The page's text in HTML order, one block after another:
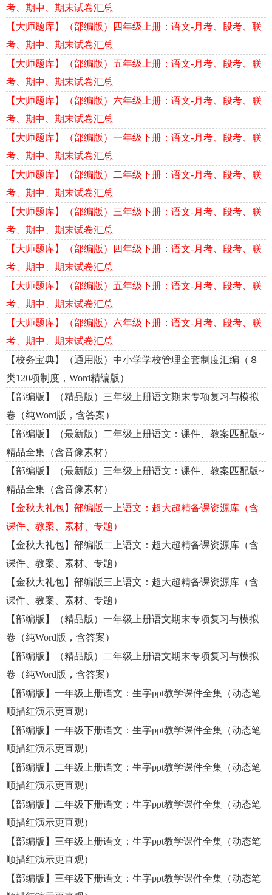
考、期中、期末试卷汇总
【大师题库】（部编版）四年级上册：语文-月考、段考、联
考、期中、期末试卷汇总
【大师题库】（部编版）五年级上册：语文-月考、段考、联
考、期中、期末试卷汇总
【大师题库】（部编版）六年级上册：语文-月考、段考、联
考、期中、期末试卷汇总
【大师题库】（部编版）一年级下册：语文-月考、段考、联
考、期中、期末试卷汇总
【大师题库】（部编版）二年级下册：语文-月考、段考、联
考、期中、期末试卷汇总
【大师题库】（部编版）三年级下册：语文-月考、段考、联
考、期中、期末试卷汇总
【大师题库】（部编版）四年级下册：语文-月考、段考、联
考、期中、期末试卷汇总
【大师题库】（部编版）五年级下册：语文-月考、段考、联
考、期中、期末试卷汇总
【大师题库】（部编版）六年级下册：语文-月考、段考、联
考、期中、期末试卷汇总
【校务宝典】（通用版）中小学学校管理全套制度汇编（８
类120项制度，Word精编版）
【部编版】（精品版）三年级上册语文期末专项复习与模拟
卷（纯Word版，含答案）
【部编版】（最新版）二年级上册语文：课件、教案匹配版~
精品全集（含音像素材）
【部编版】（最新版）三年级上册语文：课件、教案匹配版~
精品全集（含音像素材）
【金秋大礼包】部编版一上语文：超大超精备课资源库（含
课件、教案、素材、专题）
【金秋大礼包】部编版二上语文：超大超精备课资源库（含
课件、教案、素材、专题）
【金秋大礼包】部编版三上语文：超大超精备课资源库（含
课件、教案、素材、专题）
【部编版】（精品版）一年级上册语文期末专项复习与模拟
卷（纯Word版，含答案）
【部编版】（精品版）二年级上册语文期末专项复习与模拟
卷（纯Word版，含答案）
【部编版】一年级上册语文：生字ppt教学课件全集（动态笔
顺描红演示更直观）
【部编版】一年级下册语文：生字ppt教学课件全集（动态笔
顺描红演示更直观）
【部编版】二年级上册语文：生字ppt教学课件全集（动态笔
顺描红演示更直观）
【部编版】二年级下册语文：生字ppt教学课件全集（动态笔
顺描红演示更直观）
【部编版】三年级上册语文：生字ppt教学课件全集（动态笔
顺描红演示更直观）
【部编版】三年级下册语文：生字ppt教学课件全集（动态笔